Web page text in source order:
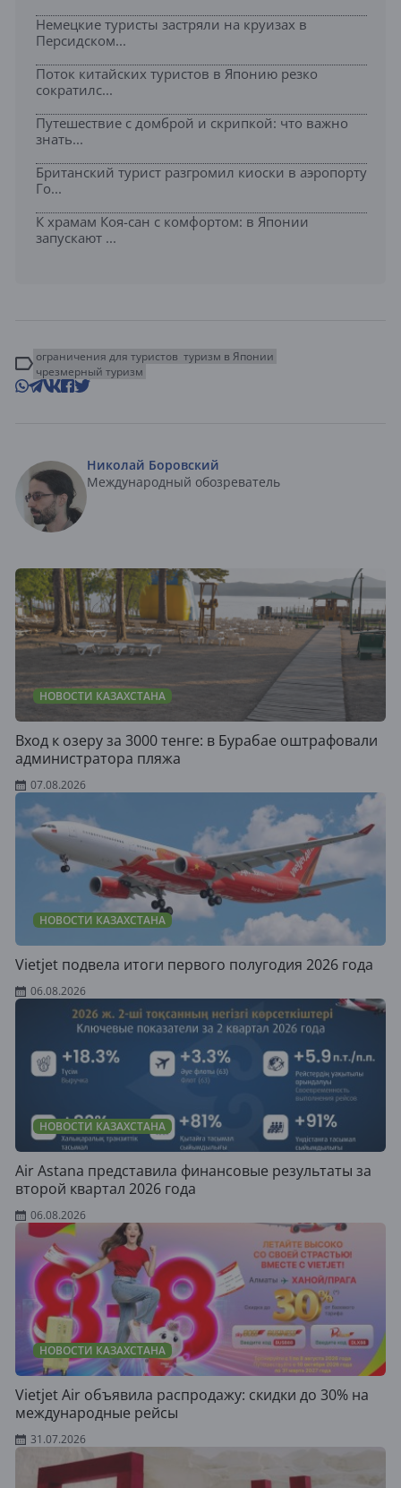
Немецкие туристы застряли на круизах в
Персидском...
Поток китайских туристов в Японию резко
сократилс...
Путешествие с домброй и скрипкой: что важно
знать...
Британский турист разгромил киоски в аэропорту
Го...
К храмам Коя-сан с комфортом: в Японии
запускают ...
ограничения для туристов туризм в Японии
чрезмерный туризм
Николай Боровский
Международный обозреватель
НОВОСТИ КАЗАХСТАНА
Вход к озеру за 3000 тенге: в Бурабае оштрафовали
администратора пляжа
07.08.2026
НОВОСТИ КАЗАХСТАНА
Vietjet подвела итоги первого полугодия 2026 года
06.08.2026
НОВОСТИ КАЗАХСТАНА
Air Astana представила финансовые результаты за
второй квартал 2026 года
06.08.2026
НОВОСТИ КАЗАХСТАНА
Vietjet Air объявила распродажу: скидки до 30% на
международные рейсы
31.07.2026